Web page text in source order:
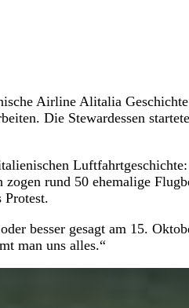
Airline Alitalia
Die Stewardessen
rund 50 ehemalige
besser gesagt am 15.
man uns alles.“